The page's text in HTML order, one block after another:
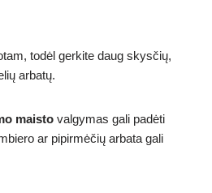
todėl gerkite daug skysčių,
arbatų.
maisto valgymas gali padėti
ar pipirmėčių arbata gali